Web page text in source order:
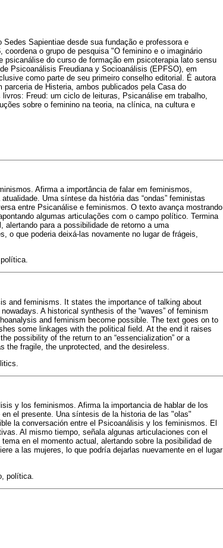
Sapientiae desde sua fundação e professora e
o grupo de pesquisa "O feminino e o imaginário
psicanálise do curso de formação em psicoterapia lato sensu
Psicoanálisis Freudiana y Socioanálisis (EPFSO), em
como parte de seu primeiro conselho editorial. É autora
de Histeria, ambos publicados pela Casa do
Freud: um ciclo de leituras, Psicanálise em trabalho,
sobre o feminino na teoria, na clínica, na cultura e
Afirma a importância de falar em feminismos,
Uma síntese da história das “ondas” feministas
entre Psicanálise e feminismos. O texto avança mostrando
algumas articulações com o campo político. Termina
alertando para a possibilidade de retorno a uma
o que poderia deixá-las novamente no lugar de frágeis,
and feminisms. It states the importance of talking about
A historical synthesis of the “waves” of feminism
and feminism become possible. The text goes on to
some linkages with the political field. At the end it raises
possibility of the return to an “essencialization” or a
the fragile, the unprotected, and the desireless.
y los feminismos. Afirma la importancia de hablar de los
el presente. Una síntesis de la historia de las "olas"
la conversación entre el Psicoanálisis y los feminismos. El
Al mismo tiempo, señala algunas articulaciones con el
en el momento actual, alertando sobre la posibilidad de
a las mujeres, lo que podría dejarlas nuevamente en el lugar
política.